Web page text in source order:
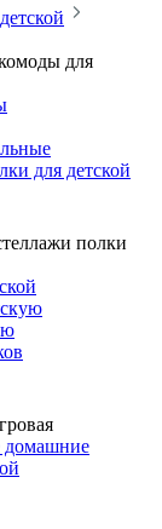
для
для детской
полки
домашние